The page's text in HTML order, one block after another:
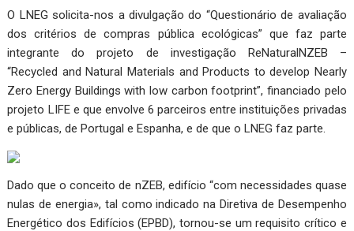
O LNEG solicita-nos a divulgação do “Questionário de avaliação
dos critérios de compras pública ecológicas” que faz parte
integrante do projeto de investigação ReNaturalNZEB –
“Recycled and Natural Materials and Products to develop Nearly
Zero Energy Buildings with low carbon footprint”, financiado pelo
projeto LIFE e que envolve 6 parceiros entre instituições privadas
e públicas, de Portugal e Espanha, e de que o LNEG faz parte.
Dado que o conceito de nZEB, edifício “com necessidades quase
nulas de energia», tal como indicado na Diretiva de Desempenho
Energético dos Edifícios (EPBD), tornou-se um requisito crítico e